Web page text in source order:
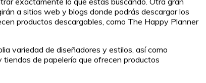
a sitios web y blogs donde podrás descargar los
productos descargables, como The Happy Planner
variedad de diseñadores y estilos, así como
de papelería que ofrecen productos